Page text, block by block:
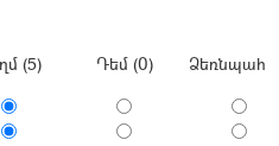
(5) Դեմ (0)
Ձեռնպահ